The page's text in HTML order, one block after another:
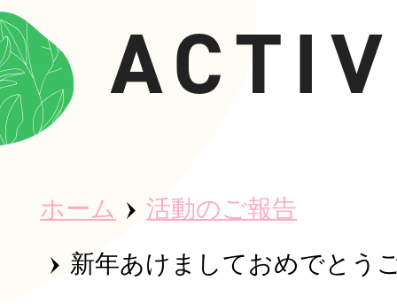
ホーム
活動のご報告
新年あけましておめでとう
秀英会につ